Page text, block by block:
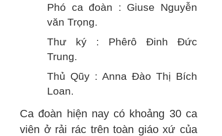
Phó ca đoàn : Giuse Nguyễn
văn Trọng.
Thư ký : Phêrô Đinh Đức
Trung.
Thủ Qũy : Anna Đào Thị Bích
Loan.
Ca đoàn hiện nay có khoảng 30 ca
viên ở rải rác trên toàn giáo xứ của